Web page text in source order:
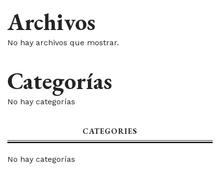
Archivos
No hay archivos que mostrar.
Categorías
No hay categorías
CATEGORIES
No hay categorías